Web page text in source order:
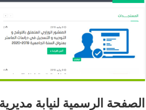
الصفحة الرسمية لنيابة